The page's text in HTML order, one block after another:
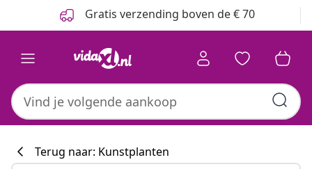
Gratis verzending boven de € 70
Terug naar: Kunstplanten